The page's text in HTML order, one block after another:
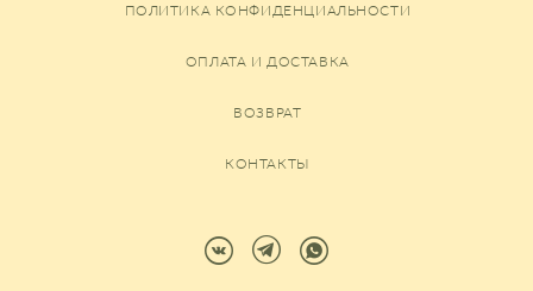
ПОЛИТИКА КОНФИДЕНЦИАЛЬНОСТИ
ОПЛАТА И ДОСТАВКА
ВОЗВРАТ
КОНТАКТЫ